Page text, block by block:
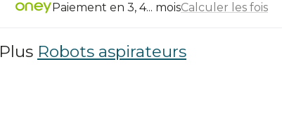
Paiement en 3, 4... moisCalculer les fois
Plus Robots aspirateurs